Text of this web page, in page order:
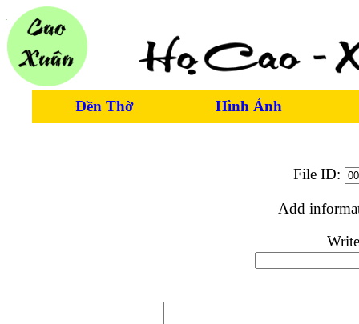
Đền Thờ Hình Ảnh
File ID:
Add